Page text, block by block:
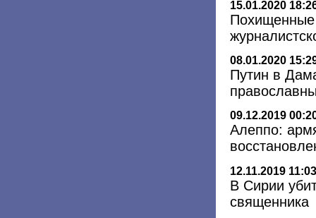
15.01.2020
08.01.2020
Путин в
09.12.2019
Алеппо:
12.11.2019 11:03
В Сирии
священника